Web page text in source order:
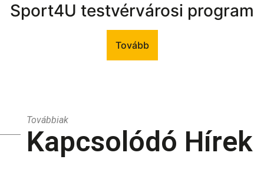
Sport4U testvérvárosi program
Tovább
Továbbiak
Kapcsolódó Hírek